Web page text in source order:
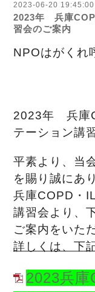
2023-06-20 19:45:00
2023年 兵庫
習会のご案内
NPOはがく
2023年 兵庫
テーション講
平素より、 当
を賜り誠にあ
兵庫COPD・
講習会より、
ご案内をいた
詳しくは、下
2023兵庫